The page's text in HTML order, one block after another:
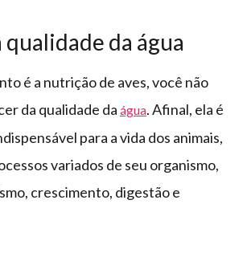
qualidade da água
é a nutrição de aves, você não
da qualidade da água. Afinal, ela é
para a vida dos animais,
variados de seu organismo,
crescimento, digestão e